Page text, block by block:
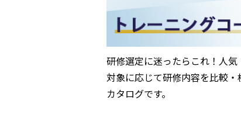
研修選定に迷ったらこれ！人
対象に応じて研修内容を比較
カタログです。